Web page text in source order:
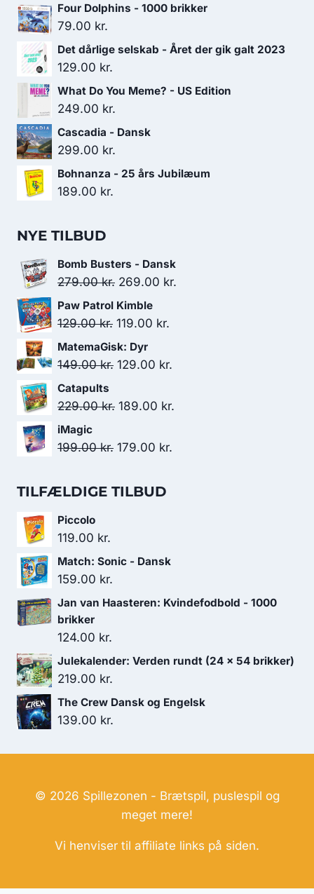
Four Dolphins - 1000 brikker
79.00 kr.
Det dårlige selskab - Året der gik galt 2023
129.00 kr.
What Do You Meme? - US Edition
249.00 kr.
Cascadia - Dansk
299.00 kr.
Bohnanza - 25 års Jubilæum
189.00 kr.
NYE TILBUD
Bomb Busters - Dansk
279.00kr. Den
oprindelige
pris
279.00 kr..
269.00 kr.
Paw Patrol Kimble
129.00kr. Den
oprindelige
pris
129.00 kr..
119.00 kr.
pris
MatemaGisk: Dyr
149.00kr. Den
pris
149.00 kr..
129.00 kr.
Catapults
229.00kr. Den
pris
189.00 kr.
iMagic
199.00kr. Den
pris
179.00 kr.
TILFÆLDIGE TILBUD
Piccolo
119.00 kr.
Match: Sonic - Dansk
159.00 kr.
Jan van Haasteren: Kvindefodbold - 1000
brikker
124.00 kr.
Julekalender: Verden rundt (24 x 54 brikker)
219.00 kr.
The Crew Dansk og Engelsk
139.00 kr.
© 2026 Spillezonen - Brætspil, puslespil og
meget mere!
Vi henviser til affiliate links på siden.